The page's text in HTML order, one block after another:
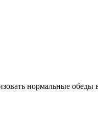
нормальные обеды